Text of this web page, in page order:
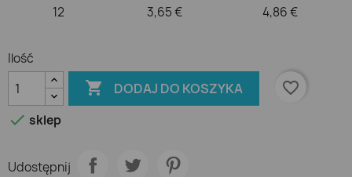
12 3,65 € 4,86 €
Ilość
 DODAJ DO KOSZYKA
favorite_border
 sklep
Udostępnij